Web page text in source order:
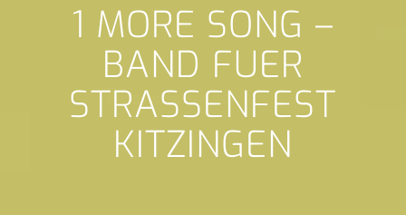
1 MORE SONG –
BAND FUER
STRASSENFEST
KITZINGEN